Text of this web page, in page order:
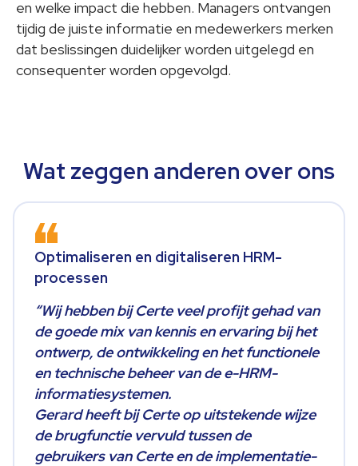
en welke impact die hebben. Managers ontvangen
tijdig de juiste informatie en medewerkers merken
dat beslissingen duidelijker worden uitgelegd en
consequenter worden opgevolgd.
Wat zeggen anderen over ons
Optimaliseren en digitaliseren HRM-
processen
“Wij hebben bij Certe veel profijt gehad van
de goede mix van kennis en ervaring bij het
ontwerp, de ontwikkeling en het functionele
en technische beheer van de e-HRM-
informatiesystemen.
Gerard heeft bij Certe op uitstekende wijze
de brugfunctie vervuld tussen de
gebruikers van Certe en de implementatie-